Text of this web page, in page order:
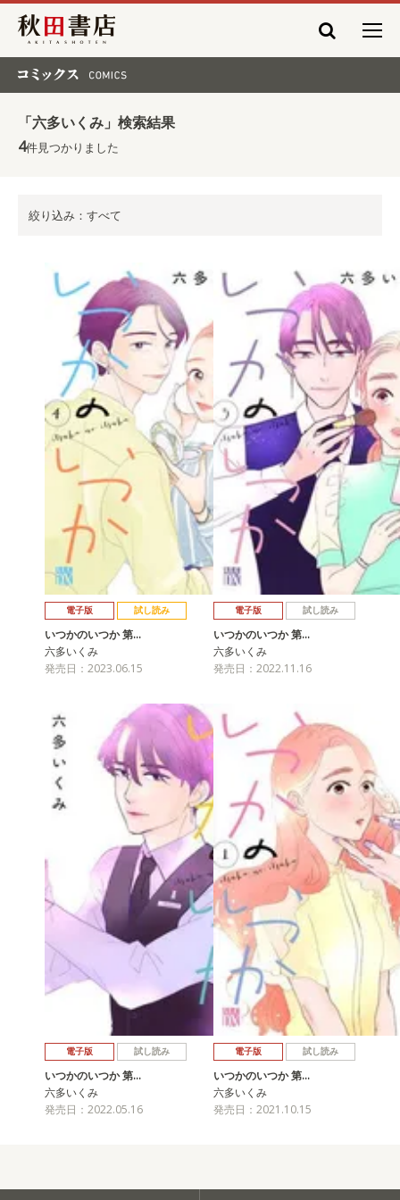
秋田書店
「六多いくみ」検索結果
4件見つかりました
絞り込み：すべて
電子版 試し読み
いつかのいつか 第…
六多いくみ
発売日：2023.06.15
電子版 試し読み
いつかのいつか 第…
六多いくみ
発売日：2022.11.16
電子版 試し読み
いつかのいつか 第…
六多いくみ
発売日：2022.05.16
電子版 試し読み
いつかのいつか 第…
六多いくみ
発売日：2021.10.15